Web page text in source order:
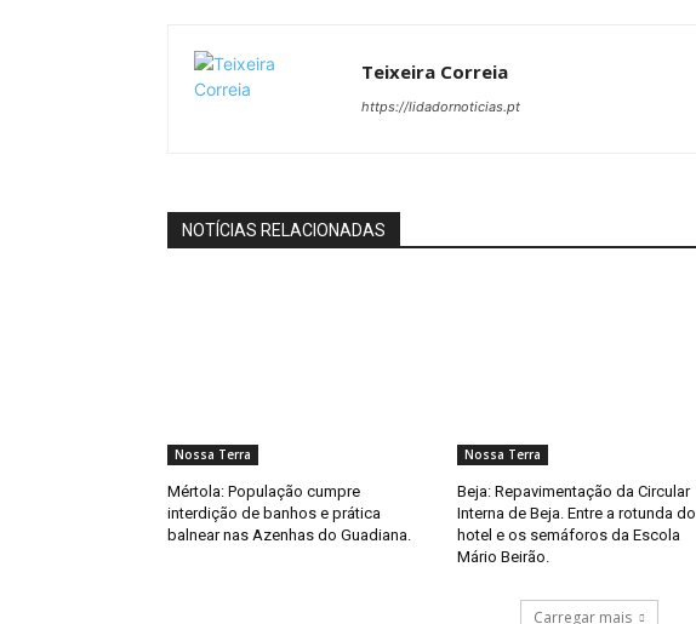
Teixeira Correia
https://lidadornoticias.pt
NOTÍCIAS RELACIONADAS
Nossa Terra
Mértola: População cumpre
interdição de banhos e prática
balnear nas Azenhas do Guadiana.
Nossa Terra
Beja: Repavimentação da Circular
Interna de Beja. Entre a rotunda do
hotel e os semáforos da Escola
Mário Beirão.
Carregar mais